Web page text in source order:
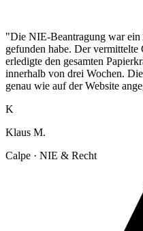
"Die NIE-Beantragung war
gefunden habe. Der vermittelte
erledigte den gesamten
innerhalb von drei Wochen.
genau wie auf der Website
K
Klaus M.
Calpe · NIE & Recht